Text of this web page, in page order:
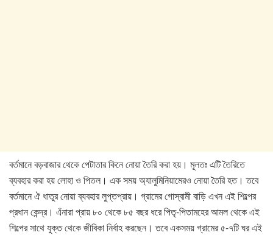
বর্তমানে বড়বাজার থেকে পেটাতার কিনে নোয়া তৈরি করা হয়। মূলতঃ এটি তৈরিতে
ব্যবহার করা হয় লোহা ও পিতল। এক সময় অ্যালুমিনিয়ামেরও নোয়া তৈরি হত। তবে
বর্তমানে ঐ ধাতুর নোয়া ব্যবহার লুপ্তপ্রায়। গ্রামের গোস্বামী বাড়ি এখন এই শিল্পের
প্রধান কেন্দ্র। এঁনারা প্রায় ৮০ থেকে ৮৫ বছর ধরে পিতৃ-পিতামহের আমল থেকে এই
শিল্পের সাথে যুক্ত থেকে জীবিকা নির্বাহ করছেন। তবে একসময় গ্রামের ৫-৭টি ঘর এই